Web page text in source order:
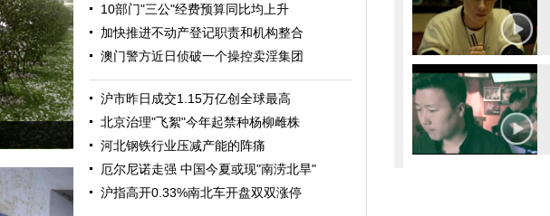
10部门"三公"经费预算同比均上升
加快推进不动产登记职责和机构整合
澳门警方近日侦破一个操控卖淫集团
沪市昨日成交1.15万亿创全球最高
北京治理"飞絮"今年起禁种杨柳雌株
河北钢铁行业压减产能的阵痛
厄尔尼诺走强 中国今夏或现"南涝北旱"
沪指高开0.33%南北车开盘双双涨停